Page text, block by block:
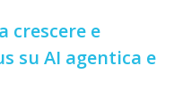
crescere e
su AI agentica e